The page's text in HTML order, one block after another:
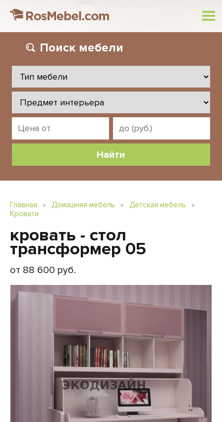
Поиск мебели
Главная » Домашняя мебель » Детская мебель
»
Кровати
кровать - стол
трансформер 05
от 88 600 руб.